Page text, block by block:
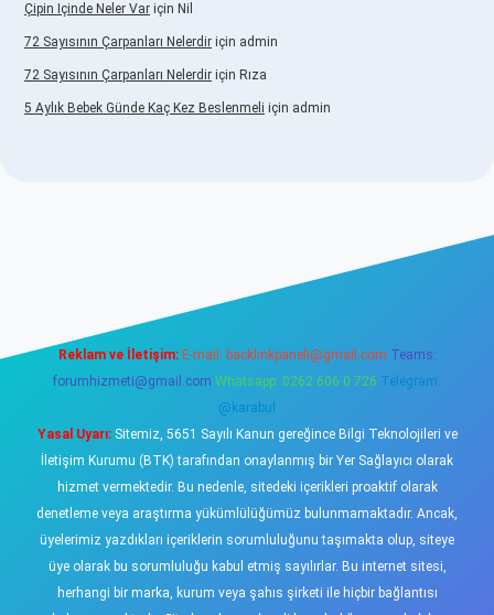
Çipin Içinde Neler Var için Nil
72 Sayısının Çarpanları Nelerdir için admin
72 Sayısının Çarpanları Nelerdir için Rıza
5 Aylık Bebek Günde Kaç Kez Beslenmeli için admin
Reklam ve İletişim: E-mail: backlinkpaneli@gmail.com Teams:
forumhizmeti@gmail.com Whatsapp: 0262 606 0 726 Telegram:
@karabul
Yasal Uyarı:Sitemiz, 5651 Sayılı Kanun gereğince Bilgi Teknolojileri ve
İletişim Kurumu (BTK) tarafından onaylanmış bir Yer Sağlayıcı olarak
hizmet vermektedir. Bu nedenle, sitedeki içerikleri proaktif olarak
denetleme veya araştırma yükümlülüğümüz bulunmamaktadır. Ancak,
üyelerimiz yazdıkları içeriklerin sorumluluğunu taşımakta olup, siteye
üye olarak bu sorumluluğu kabul etmiş sayılırlar. Bu internet sitesi,
herhangi bir marka, kurum veya şahıs şirketi ile hiçbir bağlantısı